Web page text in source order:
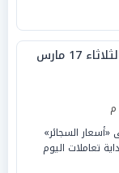
أسعار السجائر في الأسواق الثلاثاء 17 مارس
«أسعار السجائر»
تعاملات اليوم